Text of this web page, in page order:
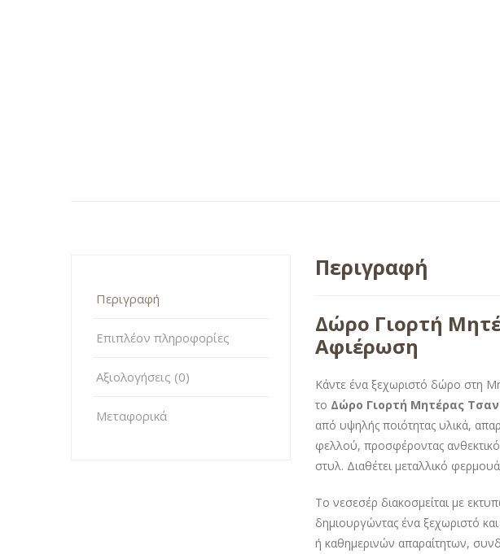
Περιγραφή
Επιπλέον πληροφορίες
Αξιολογήσεις (0)
Μεταφορικά
Περιγραφή
Δώρο Γιορτή
Αφιέρωση
Κάντε ένα ξεχωριστό δώρο στη
το Δώρο Γιορτή Μητέρας
από υψηλής ποιότητας υλικά,
φελλού, προσφέροντας
στυλ. Διαθέτει μεταλλικό
Το νεσεσέρ διακοσμείται με
δημιουργώντας ένα ξεχωριστό
ή καθημερινών απαραίτητων,